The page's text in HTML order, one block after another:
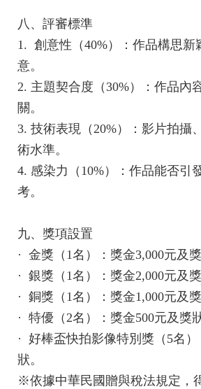
八、評審標準
1. 創意性（40%）：作品構思新
意。
2. 主題契合度（30%）：作品內
關。
3. 技術表現（20%）：影片拍攝
術水準。
4. 感染力（10%）：作品能否引
考。
九、獎項設置
· 金獎（1名）：獎金3,000元及獎
· 銀獎（1名）：獎金2,000元及獎
· 銅獎（1名）：獎金1,000元及獎
· 特優（2名）：獎金500元及獎狀
· 好棒盃快拍影像特別獎（5名
狀。
※依據中華民國贈與稅法規定，